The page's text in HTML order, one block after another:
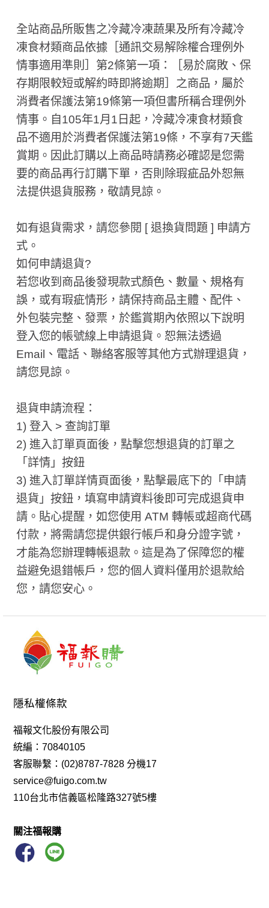
全站商品所販售之冷藏冷凍蔬果及所有冷藏冷
凍食材類商品依據［通訊交易解除權合理例外
情事適用準則］第2條第一項：［易於腐敗、保
存期限較短或解約時即將逾期］之商品，屬於
消費者保護法第19條第一項但書所稱合理例外
情事。自105年1月1日起，冷藏冷凍食材類食
品不適用於消費者保護法第19條，不享有7天鑑
賞期。因此訂購以上商品時請務必確認是您需
要的商品再行訂購下單，否則除瑕疵品外恕無
法提供退貨服務，敬請見諒。
如有退貨需求，請您參閱 [ 退換貨問題 ] 申請方
式。
如何申請退貨?
若您收到商品後發現款式顏色、數量、規格有
誤，或有瑕疵情形，請保持商品主體、配件、
外包裝完整、發票，於鑑賞期內依照以下說明
登入您的帳號線上申請退貨。恕無法透過
Email、電話、聯絡客服等其他方式辦理退貨，
請您見諒。
退貨申請流程：
1) 登入 > 查詢訂單
2) 進入訂單頁面後，點擊您想退貨的訂單之
「詳情」按鈕
3) 進入訂單詳情頁面後，點擊最底下的「申請
退貨」按鈕，填寫申請資料後即可完成退貨申
請。貼心提醒，如您使用 ATM 轉帳或超商代碼
付款，將需請您提供銀行帳戶和身分證字號，
才能為您辦理轉帳退款。這是為了保障您的權
益避免退錯帳戶，您的個人資料僅用於退款給
您，請您安心。
隱私權條款
福報文化股份有限公司
統編：70840105
客服聯繫：(02)8787-7828 分機17
service@fuigo.com.tw
110台北市信義區松隆路327號5樓
關注福報購